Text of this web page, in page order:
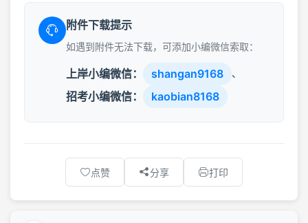
附件下载提示
如遇到附件无法下载，可添加小编微信索取：
上岸小编微信： shangan9168 、
招考小编微信： kaobian8168
点赞 分享 打印